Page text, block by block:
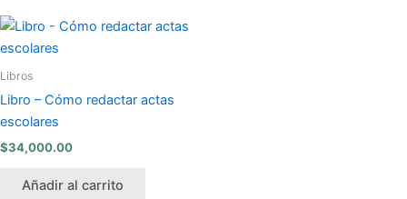
Libros
Libro – Cómo redactar actas
escolares
$34,000.00
Añadir al carrito